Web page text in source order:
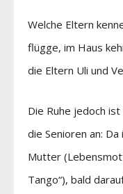
Welche Eltern
flügge, im Haus
die Eltern Uli und
Die Ruhe jedoch
die Senioren an:
Mutter
Tango“), bald